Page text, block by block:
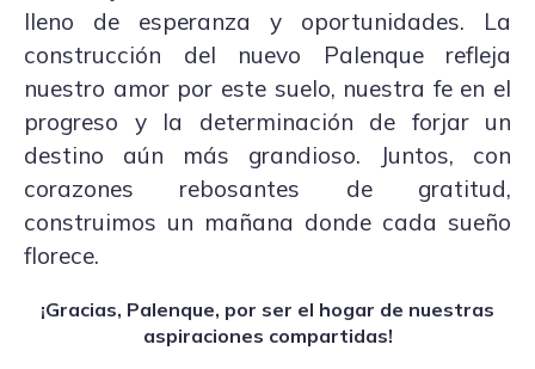
lleno de esperanza y oportunidades. La
construcción del nuevo Palenque refleja
nuestro amor por este suelo, nuestra fe en el
progreso y la determinación de forjar un
destino aún más grandioso. Juntos, con
corazones rebosantes de gratitud,
construimos un mañana donde cada sueño
florece.
¡Gracias, Palenque, por ser el hogar de nuestras
aspiraciones compartidas!